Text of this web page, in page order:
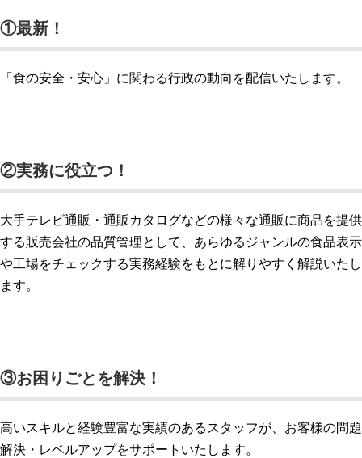
①最新！
「食の安全・安心」に関わる行政の動向を配信いたします。
②実務に役立つ！
大手テレビ通販・通販カタログなどの様々な通販に商品を提供
する販売会社の品質管理として、あらゆるジャンルの食品表示
や工場をチェックする実務経験をもとに解りやすく解説いたし
ます。
③お困りごとを解決！
高いスキルと経験豊富な実績のあるスタッフが、お客様の問題
解決・レベルアップをサポートいたします。